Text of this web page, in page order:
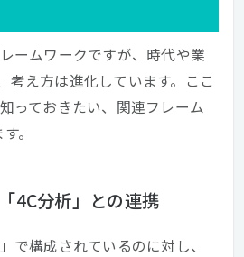
ームワークですが、時代や業
考え方は進化しています。ここ
っておきたい、関連フレーム
。
4C分析」との連携
で構成されているのに対し、